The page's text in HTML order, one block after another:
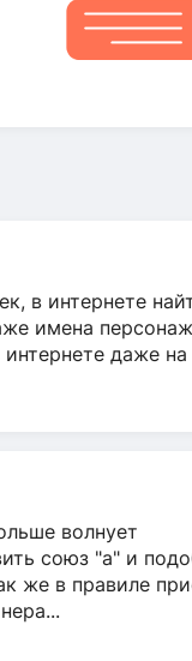
в интернете
имена
даже
волнует
союз "а" и
же в правиле